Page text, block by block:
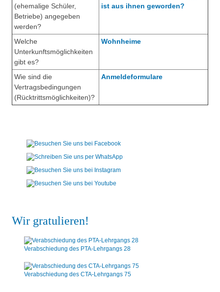
(ehemalige Schüler,
Betriebe) angegeben
werden?
ist aus ihnen geworden?
Welche
Unterkunftsmöglichkeiten
gibt es?
Wohnheime
Wie sind die
Vertragsbedingungen
(Rücktrittsmöglichkeiten)?
Anmeldeformulare
Wir gratulieren!
Verabschiedung des PTA-Lehrgangs 28
Verabschiedung des CTA-Lehrgangs 75